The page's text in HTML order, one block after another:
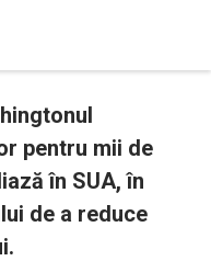
pentru mii de
în SUA, în
de a reduce